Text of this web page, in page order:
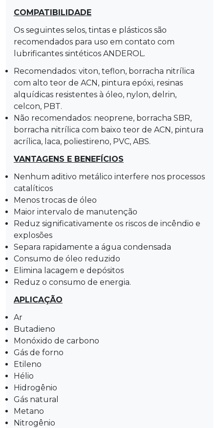
COMPATIBILIDADE
Os seguintes selos, tintas e plásticos são
recomendados para uso em contato com
lubrificantes sintéticos ANDEROL.
Recomendados: viton, teflon, borracha nitrílica
com alto teor de ACN, pintura epóxi, resinas
alquídicas resistentes à óleo, nylon, delrin,
celcon, PBT.
Não recomendados: neoprene, borracha SBR,
borracha nitrílica com baixo teor de ACN, pintura
acrílica, laca, poliestireno, PVC, ABS.
VANTAGENS E BENEFÍCIOS
Nenhum aditivo metálico interfere nos processos
catalíticos
Menos trocas de óleo
Maior intervalo de manutenção
Reduz significativamente os riscos de incêndio e
explosões
Separa rapidamente a água condensada
Consumo de óleo reduzido
Elimina lacagem e depósitos
Reduz o consumo de energia.
APLICAÇÃO
Ar
Butadieno
Monóxido de carbono
Gás de forno
Etileno
Hélio
Hidrogênio
Gás natural
Metano
Nitrogênio